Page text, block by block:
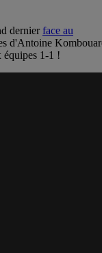
dernierface au
d'Antoine
équipes 1-1 !